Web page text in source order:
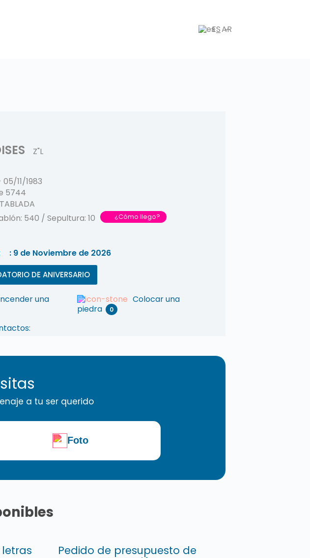
ES
Z"L
05/11/1983
5744
540 / Sepultura: 10
¿Cómo llego?
: 9 de Noviembre de 2026
DE ANIVERSARIO
una
Colocar una
piedra
0
a tu ser querido
Foto
Pedido de presupuesto de